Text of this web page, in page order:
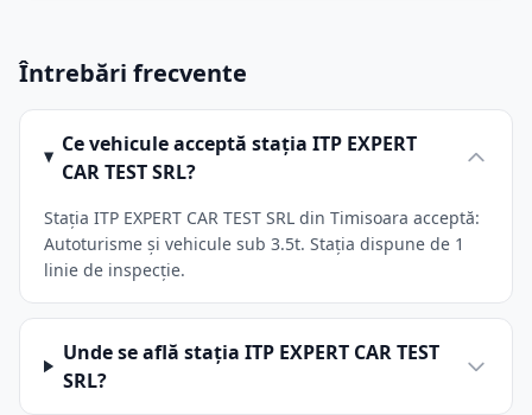
Întrebări frecvente
Ce vehicule acceptă stația ITP EXPERT
CAR TEST SRL?
Stația ITP EXPERT CAR TEST SRL din Timisoara acceptă:
Autoturisme și vehicule sub 3.5t. Stația dispune de 1
linie de inspecție.
Unde se află stația ITP EXPERT CAR TEST
SRL?